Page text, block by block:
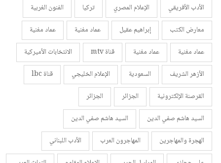
الأدب الأفريقي
الإعلام المصري تركيا
الفنون الغربية
معارض الكتب
إبراهيم عقيل عماد مغنية
عماد مغنية
عماد مغنية
عماد مغنية قناة mtv
الانتخابات الأميركية
الأزهر الشريف
السعودية الإعلام الخليجي
قناة lbc
القرصنة الإلكترونية
الجزائر
الجزائر
السيد هاشم صفي الدين
السيد هاشم صفي الدين
الهجرة والمهاجرين
المهاجرون العرب
الأدب اللبناني